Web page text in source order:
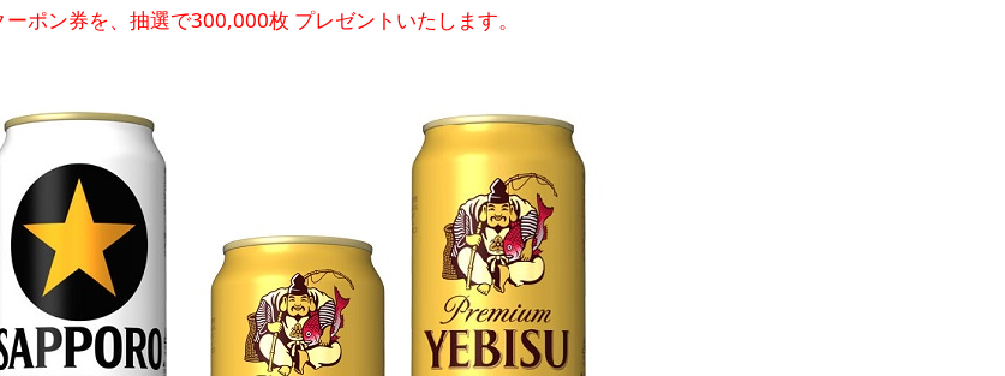
ポン券を、抽選で300,000枚 プレゼントいたします。